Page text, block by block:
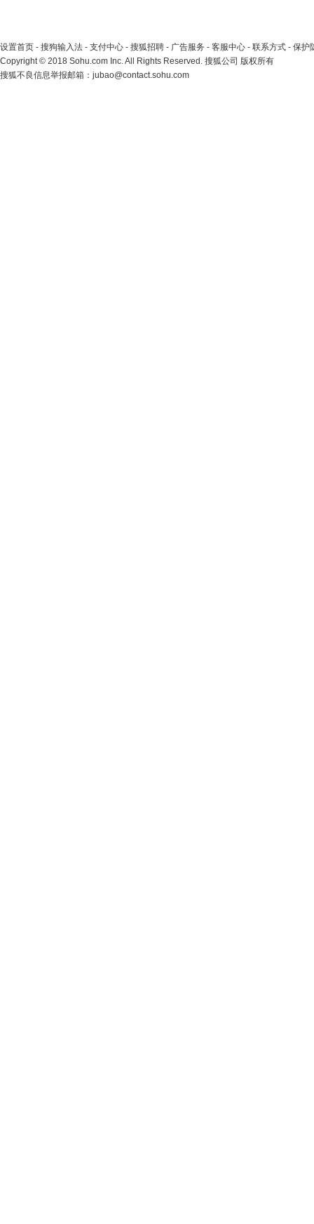
设置首页 - 搜狗输入法 - 支付中心 - 搜狐招聘 - 广告服务 - 客服中心 - 联系方式 - 保护
Copyright© 2018 Sohu.com Inc. All Rights Reserved. 搜狐公司 版权所有
搜狐不良信息举报邮箱： jubao@contact.sohu.com